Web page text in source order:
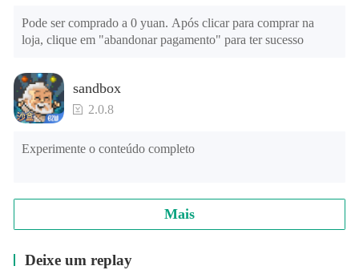
Pode ser comprado a 0 yuan. Após clicar para comprar na
loja, clique em "abandonar pagamento" para ter sucesso
sandbox
2.0.8
Experimente o conteúdo completo
Mais
Deixe um replay